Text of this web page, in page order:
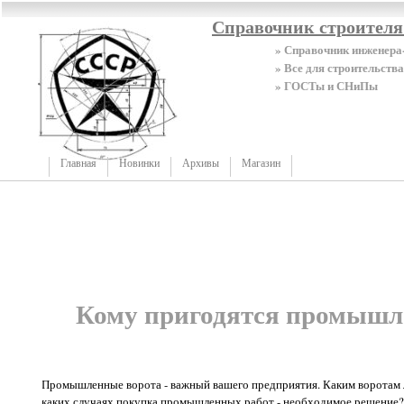
Справочник
» Справочник
» Все для строительства
» ГОСТы и СНиПы
Главная Новинки Архивы Магазин
Кому пригодятся
Промышленные ворота - важный вашего предприятия. Каким воротам